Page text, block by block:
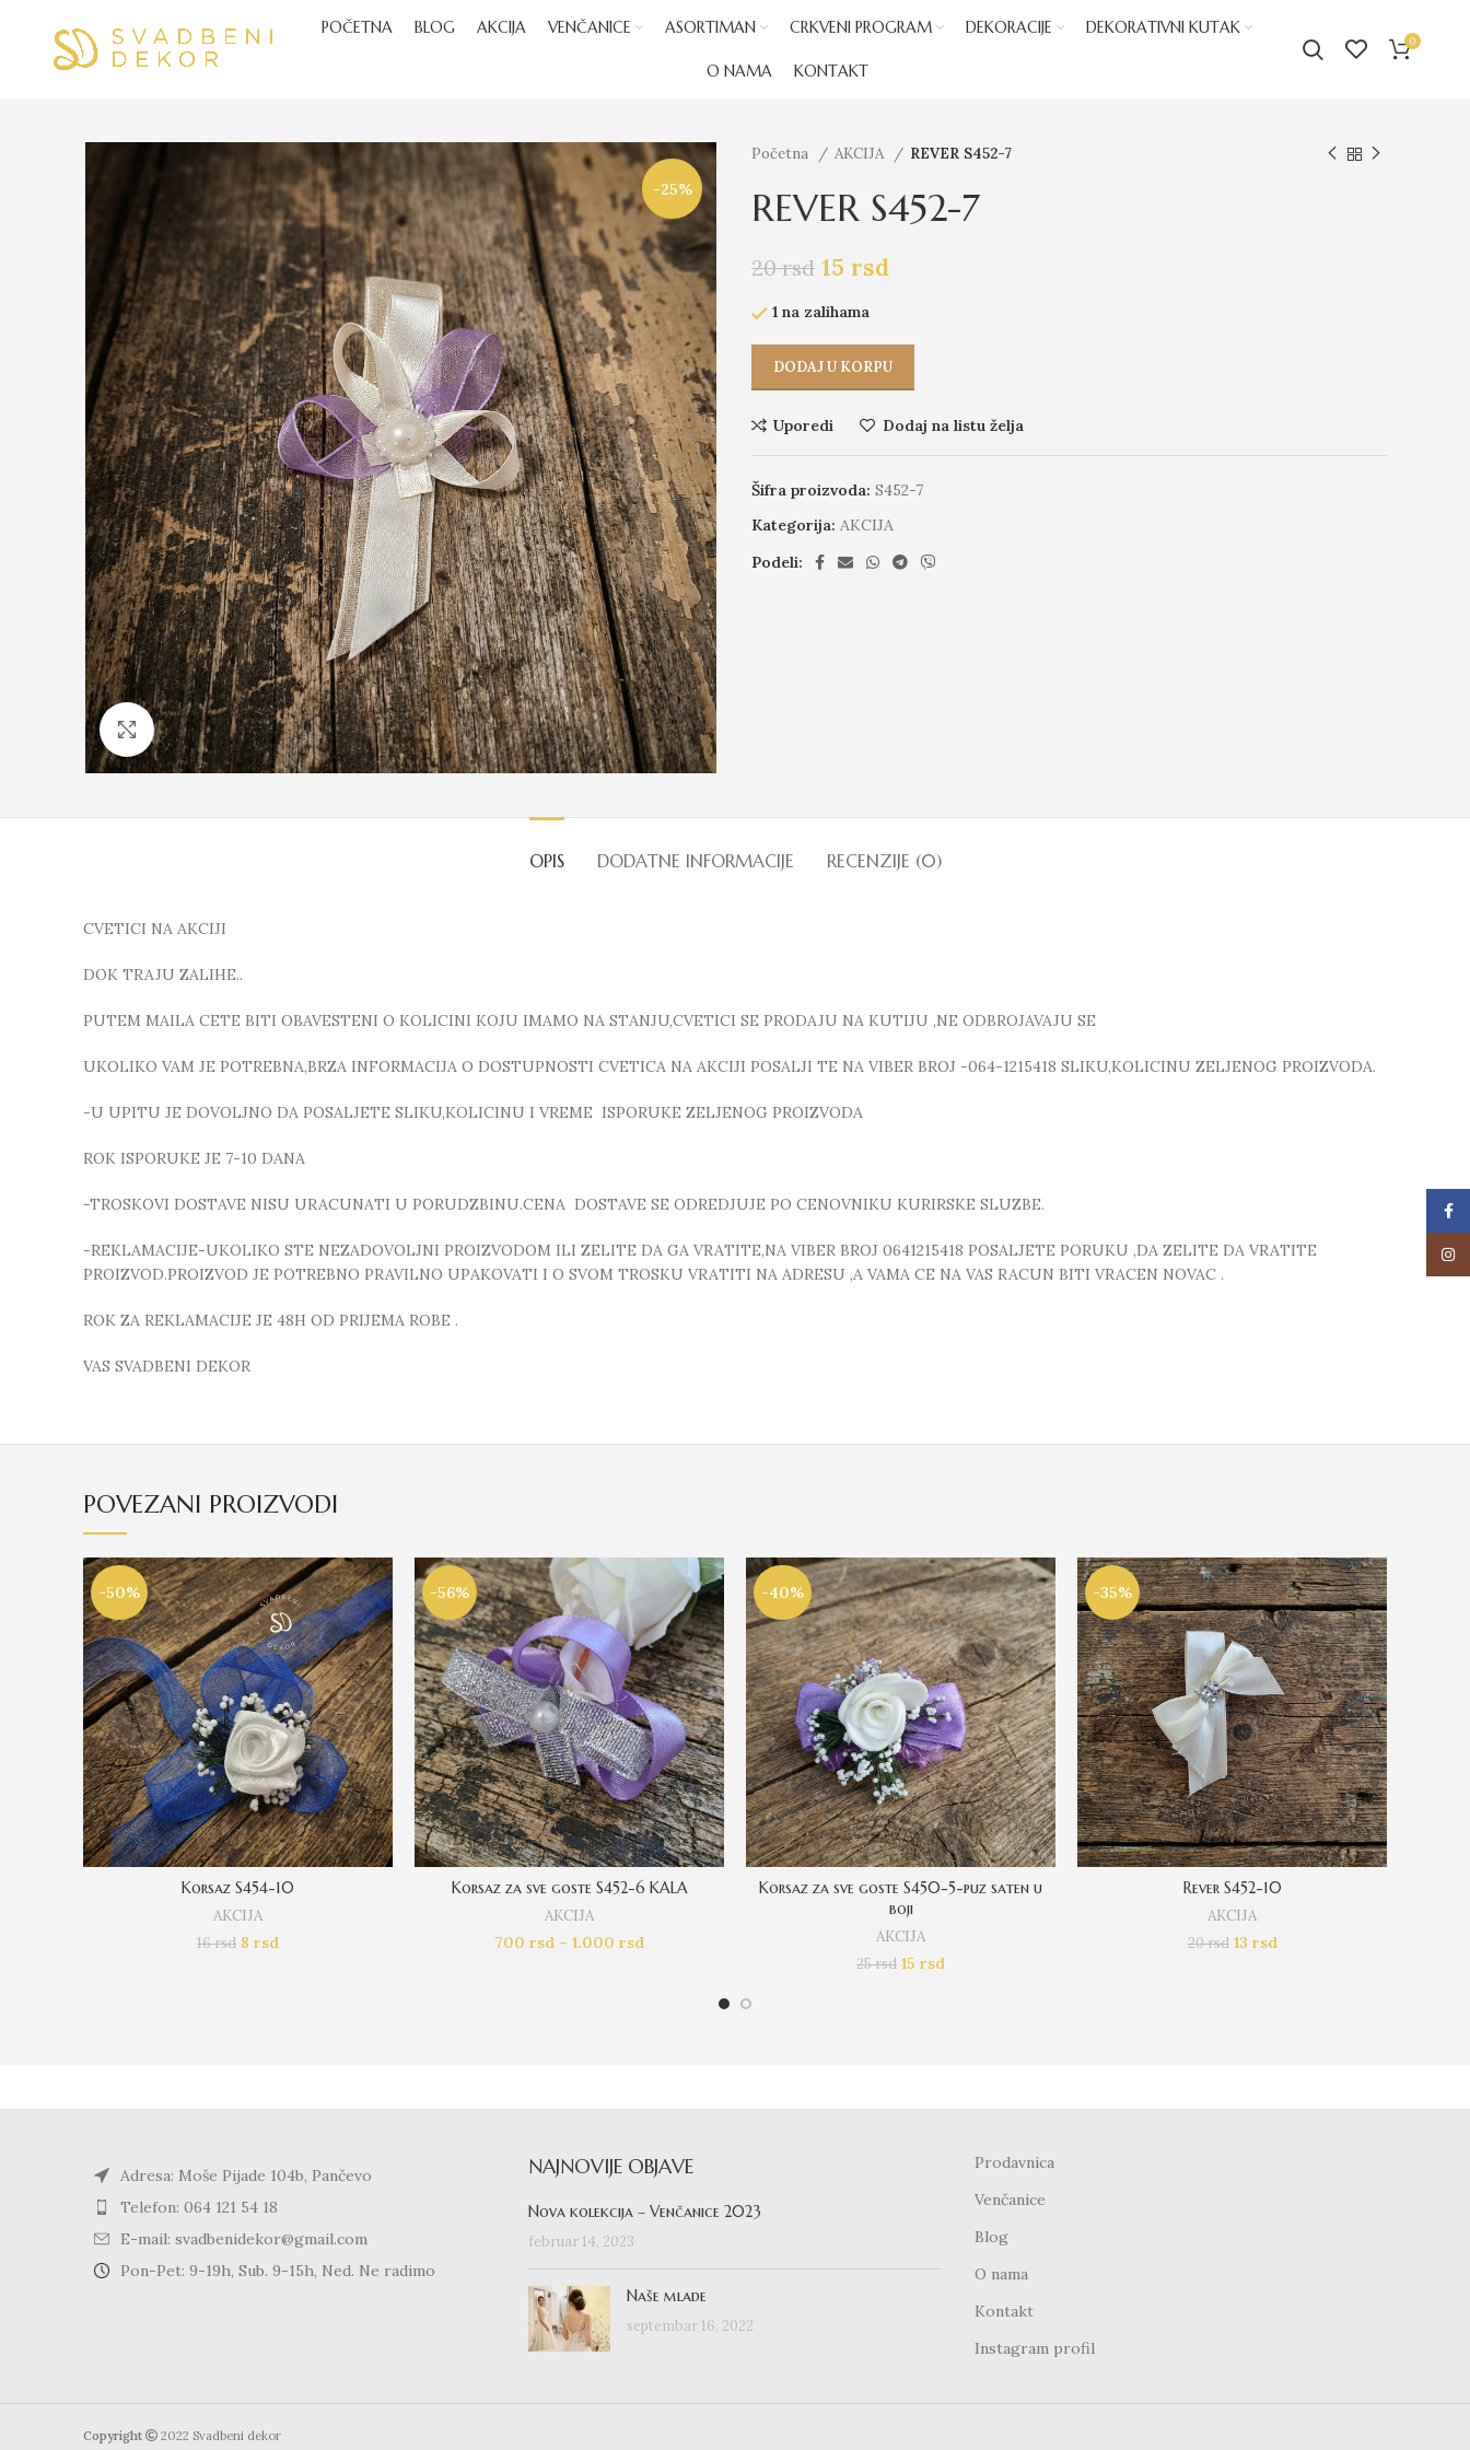
POČETNA BLOG AKCIJA VENČANICE ASORTIMAN CRKVENI PROGRAM DEKORACIJE DEKORATIVNI KUTAK
O NAMA KONTAKT
0
-25%
Click to enlarge
Početna AKCIJA REVER S452-7
REVER S452-7
20rsd 15 rsd
1 na zalihama
DODAJ U KORPU
Uporedi Dodaj na listu želja
Šifra proizvoda: S452-7
Kategorija: AKCIJA
Podeli:
OPIS DODATNE INFORMACIJE RECENZIJE (0)
CVETICI NA AKCIJI
DOK TRAJU ZALIHE..
PUTEM MAILA CETE BITI OBAVESTENI O KOLICINI KOJU IMAMO NA STANJU,CVETICI SE PRODAJU NA KUTIJU ,NE ODBROJAVAJU SE
UKOLIKO VAM JE POTREBNA,BRZA INFORMACIJA O DOSTUPNOSTI CVETICA NA AKCIJI POSALJI TE NA VIBER BROJ -064-1215418 SLIKU,KOLICINU ZELJENOG PROIZVODA.
-U UPITU JE DOVOLJNO DA POSALJETE SLIKU,KOLICINU I VREME ISPORUKE ZELJENOG PROIZVODA
ROK ISPORUKE JE 7-10 DANA
-TROSKOVI DOSTAVE NISU URACUNATI U PORUDZBINU.CENA DOSTAVE SE ODREDJUJE PO CENOVNIKU KURIRSKE SLUZBE.
-REKLAMACIJE-UKOLIKO STE NEZADOVOLJNI PROIZVODOM ILI ZELITE DA GA VRATITE,NA VIBER BROJ 0641215418 POSALJETE PORUKU ,DA ZELITE DA VRATITE
PROIZVOD.PROIZVOD JE POTREBNO PRAVILNO UPAKOVATI I O SVOM TROSKU VRATITI NA ADRESU ,A VAMA CE NA VAS RACUN BITI VRACEN NOVAC .
ROK ZA REKLAMACIJE JE 48H OD PRIJEMA ROBE .
VAS SVADBENI DEKOR
POVEZANI PROIZVODI
-50%
Korsaz S454-10
AKCIJA
16rsd 8 rsd
-56%
Korsaz za sve goste S452-6 KALA
AKCIJA
700 rsd – 1.000 rsd
-40%
Korsaz za sve goste S450-5-puz saten u
boji
AKCIJA
25rsd 15 rsd
-35%
Rever S452-10
AKCIJA
20rsd 13 rsd
Adresa: Moše Pijade 104b, Pančevo
Telefon: 064 121 54 18
E-mail: svadbenidekor@gmail.com
Pon-Pet: 9-19h, Sub. 9-15h, Ned. Ne radimo
NAJNOVIJE OBJAVE
Nova kolekcija – Venčanice 2023
februar 14, 2023
Naše mlade
septembar 16, 2022
Prodavnica
Venčanice
Blog
O nama
Kontakt
Instagram profil
Copyright 2022 Svadbeni dekor